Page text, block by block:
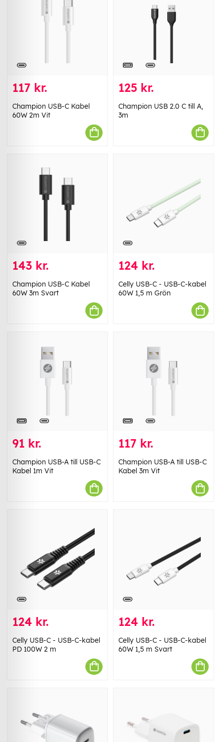
117 kr.
Champion USB-C Kabel
60W 2m Vit
125 kr.
Champion USB 2.0 C till A,
3m
143 kr.
Champion USB-C Kabel
60W 3m Svart
124 kr.
Celly USB-C - USB-C-kabel
60W 1,5 m Grön
91 kr.
Champion USB-A till USB-C
Kabel 1m Vit
117 kr.
Champion USB-A till USB-C
Kabel 3m Vit
124 kr.
Celly USB-C - USB-C-kabel
PD 100W 2 m
124 kr.
Celly USB-C - USB-C-kabel
60W 1,5 m Svart